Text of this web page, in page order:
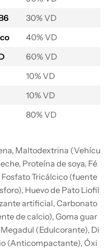
30% VD
40% VD
60% VD
10% VD
10% VD
80% VD
Maltodextrina (Vehícu
Proteína de soya, Fé
Fosfato Tricálcico (fuente
Huevo de Pato Liofil
artificial, Carbonato
de calcio), Goma guar
(Edulcorante), Di
(Anticompactante), Óxi